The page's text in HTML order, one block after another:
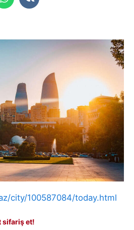
city/100587084/today.html
sifariş et!